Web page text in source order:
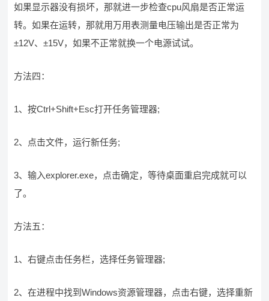
如果显示器没有损坏，那就进一步检查cpu风扇是否正常运
转。如果在运转，那就用万用表测量电压输出是否正常为
±12V、±15V，如果不正常就换一个电源试试。
方法四：
1、按Ctrl+Shift+Esc打开任务管理器;
2、点击文件，运行新任务;
3、输入explorer.exe，点击确定，等待桌面重启完成就可以
了。
方法五：
1、右键点击任务栏，选择任务管理器;
2、在进程中找到Windows资源管理器，点击右键，选择重新